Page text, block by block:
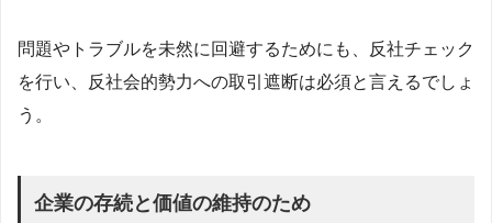
問題やトラブルを未然に回避するためにも、反社チェック
を行い、反社会的勢力への取引遮断は必須と言えるでしょ
う。
企業の存続と価値の維持のため